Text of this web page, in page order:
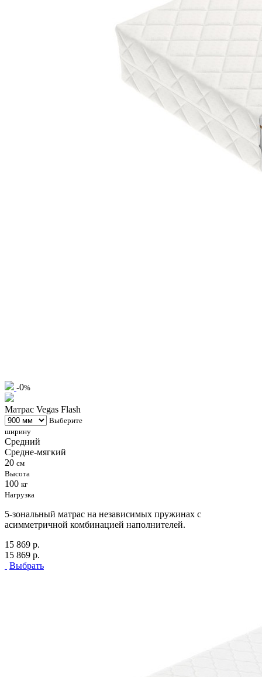
-0%
Матрас Vegas Flash
Выберите
ширину
Средний
Средне-мягкий
20 см
Высота
100 кг
Нагрузка
5-зональный матрас на независимых пружинах с
асимметричной комбинацией наполнителей.
15 869 р.
15 869 р.
Выбрать